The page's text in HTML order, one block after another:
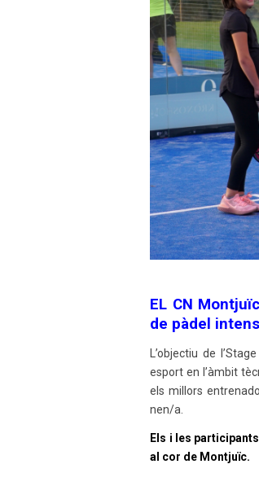
EL CN
de pàdel
L’objectiu de
esport en l’àmbit
els millors
nen/a.
Els i les
al cor de Montjuïc.